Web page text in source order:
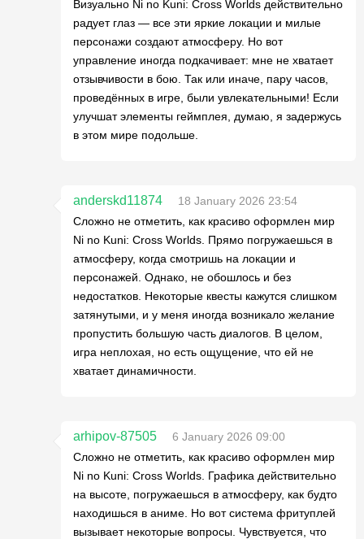
Визуально Ni no Kuni: Cross Worlds действительно
радует глаз — все эти яркие локации и милые
персонажи создают атмосферу. Но вот
управление иногда подкачивает: мне не хватает
отзывчивости в бою. Так или иначе, пару часов,
проведённых в игре, были увлекательными! Если
улучшат элементы геймплея, думаю, я задержусь
в этом мире подольше.
anderskd11874
18 January 2026 23:54
Сложно не отметить, как красиво оформлен мир
Ni no Kuni: Cross Worlds. Прямо погружаешься в
атмосферу, когда смотришь на локации и
персонажей. Однако, не обошлось и без
недостатков. Некоторые квесты кажутся слишком
затянутыми, и у меня иногда возникало желание
пропустить большую часть диалогов. В целом,
игра неплохая, но есть ощущение, что ей не
хватает динамичности.
arhipov-87505
6 January 2026 09:00
Сложно не отметить, как красиво оформлен мир
Ni no Kuni: Cross Worlds. Графика действительно
на высоте, погружаешься в атмосферу, как будто
находишься в аниме. Но вот система фритуплей
вызывает некоторые вопросы. Чувствуется, что